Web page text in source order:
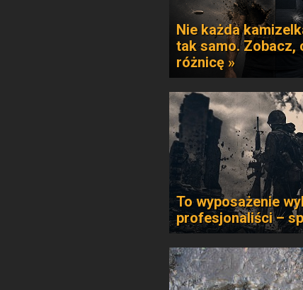
Nie każda
tak samo. Zobacz,
różnicę »
To wyposażenie
profesjonaliści –